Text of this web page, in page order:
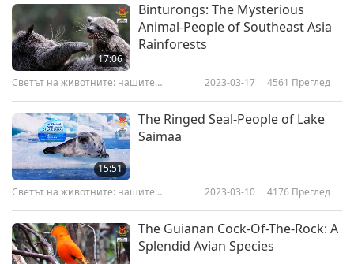
17:06
Binturongs: The Mysterious
Animal-People of Southeast Asia
Rainforests
Светът на животните: нашите
2023-03-17 4561 Преглед
15:51
The Ringed Seal-People of Lake
Saimaa
Светът на животните: нашите
2023-03-10 4176 Преглед
The Guianan Cock-Of-The-Rock: A
Splendid Avian Species